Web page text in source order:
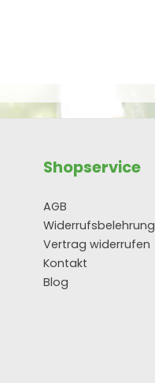
Shopservice
AGB
Widerrufsbelehrung
Vertrag widerrufen
Kontakt
Blog